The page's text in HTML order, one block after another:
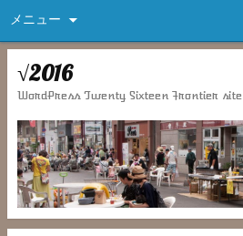
メニュー
√2016
WordPress Twenty Sixteen Frontier site